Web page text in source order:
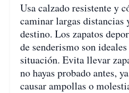
Usa calzado resistente y
caminar largas distancias
destino. Los zapatos
de senderismo son
situación. Evita llevar
no hayas probado antes,
causar ampollas o